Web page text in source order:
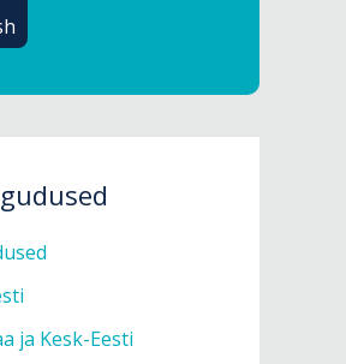
ja Kesk-Eesti